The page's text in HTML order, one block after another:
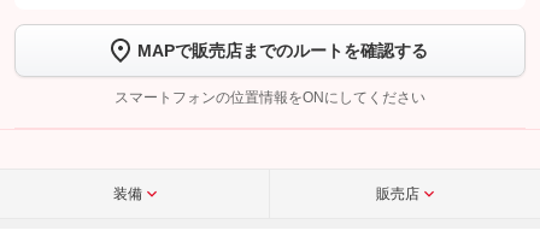
トーク画面で
ボタンをタップして問い合わせを
完了してください。
こちら
MAPで販売店までのルートを確認する
スマートフォンの位置情報をONにしてください
装備 販売店